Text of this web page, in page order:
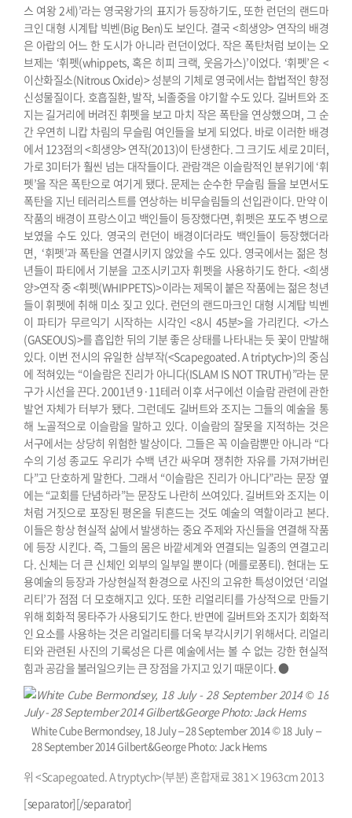
스 여왕 2세)’라는 영국왕가의 표지가 등장하기도, 또한 런던의 랜드마
크인 대형 시계탑 빅벤(Big Ben)도 보인다. 결국 <희생양> 연작의 배경
은 아랍의 어느 한 도시가 아니라 런던이었다. 작은 폭탄처럼 보이는 오
브제는 ‘휘펫(whippets, 혹은 히피 크랙, 웃음가스)’이었다. ‘휘펫’은 <
이산화질소(Nitrous Oxide)> 성분의 기체로 영국에서는 합법적인 향정
신성물질이다. 호흡질환, 발작, 뇌졸중을 야기할 수도 있다. 길버트와 조
지는 길거리에 버려진 휘펫을 보고 마치 작은 폭탄을 연상했으며, 그 순
간 우연히 니캅 차림의 무슬림 여인들을 보게 되었다. 바로 이러한 배경
에서 123점의 <희생양> 연작(2013)이 탄생한다. 그 크기도 세로 2미터,
가로 3미터가 훨씬 넘는 대작들이다. 관람객은 이슬람적인 분위기에 ‘휘
펫’을 작은 폭탄으로 여기게 됐다. 문제는 순수한 무슬림 들을 보면서도
폭탄을 지닌 테러리스트를 연상하는 비무슬림들의 선입관이다. 만약 이
작품의 배경이 프랑스이고 백인들이 등장했다면, 휘펫은 포도주 병으로
보였을 수도 있다. 영국의 런던이 배경이더라도 백인들이 등장했더라
면, ‘휘펫’과 폭탄을 연결시키지 않았을 수도 있다. 영국에서는 젊은 청
년들이 파티에서 기분을 고조시키고자 휘펫을 사용하기도 한다. <희생
양>연작 중 <휘펫(WHIPPETS)>이라는 제목이 붙은 작품에는 젊은 청년
들이 휘펫에 취해 미소 짖고 있다. 런던의 랜드마크인 대형 시계탑 빅벤
이 파티가 무르익기 시작하는 시각인 <8시 45분>을 가리킨다. <가스
(GASEOUS)>를 흡입한 뒤의 기분 좋은 상태를 나타내는 듯 꽃이 만발해
있다. 이번 전시의 유일한 삼부작(<Scapegoated. A triptych>)의 중심
에 적혀있는 “이슬람은 진리가 아니다(ISLAM IS NOT TRUTH)”라는 문
구가 시선을 끈다. 2001년 9·11테러 이후 서구에선 이슬람 관련에 관한
발언 자체가 터부가 됐다. 그런데도 길버트와 조지는 그들의 예술을 통
해 노골적으로 이슬람을 말하고 있다. 이슬람의 잘못을 지적하는 것은
서구에서는 상당히 위험한 발상이다. 그들은 꼭 이슬람뿐만 아니라 “다
수의 기성 종교도 우리가 수백 년간 싸우며 쟁취한 자유를 가져가버린
다”고 단호하게 말한다. 그래서 “이슬람은 진리가 아니다”라는 문장 옆
에는 “교회를 단념하라”는 문장도 나란히 쓰여있다. 길버트와 조지는 이
처럼 거짓으로 포장된 평온을 뒤흔드는 것도 예술의 역할이라고 본다.
이들은 항상 현실적 삶에서 발생하는 중요 주제와 자신들을 연결해 작품
에 등장 시킨다. 즉, 그들의 몸은 바깥세계와 연결되는 일종의 연결고리
다. 신체는 더 큰 신체인 외부의 일부일 뿐이다 (메를로퐁티). 현대는 도
용예술의 등장과 가상현실적 환경으로 사진의 고유한 특성이었던 ‘리얼
리티’가 점점 더 모호해지고 있다. 또한 리얼리티를 가상적으로 만들기
위해 회화적 몽타주가 사용되기도 한다. 반면에 길버트와 조지가 회화적
인 요소를 사용하는 것은 리얼리티를 더욱 부각시키기 위해서다. 리얼리
티와 관련된 사진의 기록성은 다른 예술에서는 볼 수 없는 강한 현실적
힘과 공감을 불러일으키는 큰 장점을 가지고 있기 때문이다. ●
White Cube Bermondsey, 18 July – 28 September 2014 © 18 July –
28 September 2014 Gilbert&George Photo: Jack Hems
위 <Scapegoated. A tryptych>(부분) 혼합재료 381×1963cm 2013
[separator][/separator]